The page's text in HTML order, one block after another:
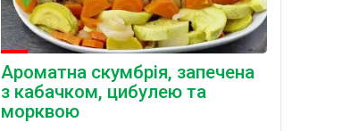
Ароматна скумбрія, запечена
з кабачком, цибулею та
морквою